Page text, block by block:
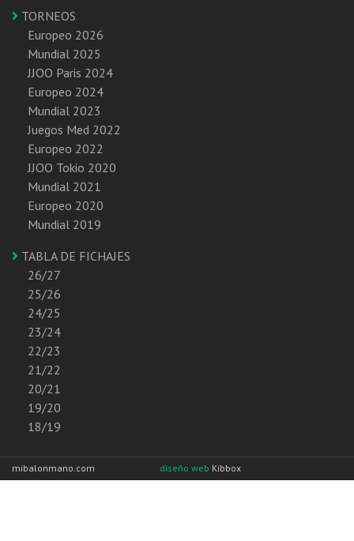
TORNEOS
Europeo 2026
Mundial 2025
JJOO Paris 2024
Europeo 2024
Mundial 2023
Juegos Med 2022
Europeo 2022
JJOO Tokio 2020
Mundial 2021
Europeo 2020
Mundial 2019
TABLA DE FICHAJES
26/27
25/26
24/25
23/24
22/23
21/22
20/21
19/20
18/19
mibalonmano.com diseño web Kibbox